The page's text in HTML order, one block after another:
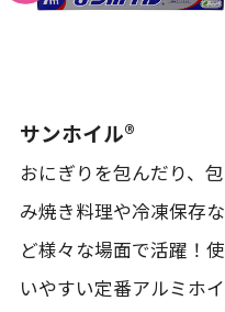
サンホイル®
おにぎりを包んだり、包
み焼き料理や冷凍保存な
ど様々な場面で活躍！使
いやすい定番アルミホイ